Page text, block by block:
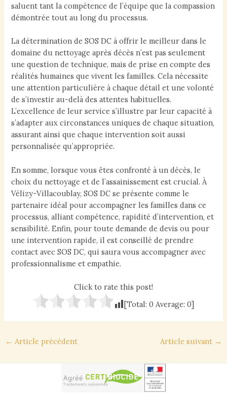
saluent tant la compétence de l’équipe que la compassion
démontrée tout au long du processus.
La détermination de SOS DC à offrir le meilleur dans le
domaine du nettoyage après décès n’est pas seulement
une question de technique, mais de prise en compte des
réalités humaines que vivent les familles. Cela nécessite
une attention particulière à chaque détail et une volonté
de s’investir au-delà des attentes habituelles.
L’excellence de leur service s’illustre par leur capacité à
s’adapter aux circonstances uniques de chaque situation,
assurant ainsi que chaque intervention soit aussi
personnalisée qu’appropriée.
En somme, lorsque vous êtes confronté à un décès, le
choix du nettoyage et de l’assainissement est crucial. À
Vélizy-Villacoublay, SOS DC se présente comme le
partenaire idéal pour accompagner les familles dans ce
processus, alliant compétence, rapidité d’intervention, et
sensibilité. Enfin, pour toute demande de devis ou pour
une intervention rapide, il est conseillé de prendre
contact avec SOS DC, qui saura vous accompagner avec
professionnalisme et empathie.
Click to rate this post!
[Total: 0 Average: 0]
Navigation
← Article précédent Article suivant →